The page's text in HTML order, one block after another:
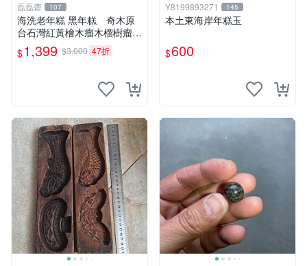
磊磊齋 107
海洗老年糕 黑年糕 奇木原
台石灣紅黃檜木瘤木榴樹瘤樹
榴木雕滿釘閃花瘤沉水釘仔花
一級木肖楠土豆瘤鳳尾瘤倒吊
烏木陰沉香梢楠精油黃金磚福
$1,399 $3,000 47折
Y8199893271 145
本土東海岸年糕玉
$600